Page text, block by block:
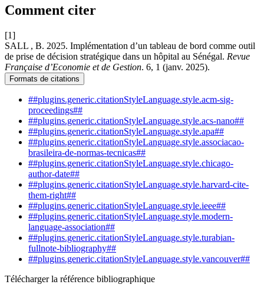
Comment citer
[1]
SALL , B. 2025. Implémentation d’un tableau de bord comme outil
de prise de décision stratégique dans un hôpital au Sénégal. Revue
Française d’Economie et de Gestion. 6, 1 (janv. 2025).
Formats de citations
##plugins.generic.citationStyleLanguage.style.acm-sig-
proceedings##
##plugins.generic.citationStyleLanguage.style.acs-nano##
##plugins.generic.citationStyleLanguage.style.apa##
##plugins.generic.citationStyleLanguage.style.associacao-
brasileira-de-normas-tecnicas##
##plugins.generic.citationStyleLanguage.style.chicago-
author-date##
##plugins.generic.citationStyleLanguage.style.harvard-cite-
them-right##
##plugins.generic.citationStyleLanguage.style.ieee##
##plugins.generic.citationStyleLanguage.style.modern-
language-association##
##plugins.generic.citationStyleLanguage.style.turabian-
fullnote-bibliography##
##plugins.generic.citationStyleLanguage.style.vancouver##
Télécharger la référence bibliographique